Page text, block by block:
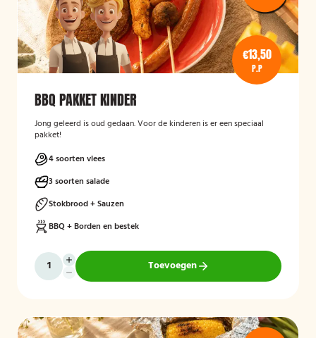
€13,50
P.P
BBQ PAKKET KINDER
Jong geleerd is oud gedaan. Voor de kinderen is er een speciaal
pakket!
4 soorten vlees
3 soorten salade
Stokbrood + Sauzen
BBQ + Borden en bestek
Toevoegen